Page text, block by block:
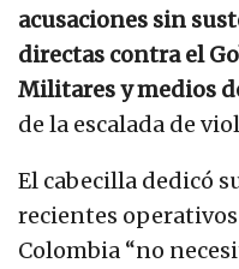
acusaciones sin
directas contra el
Militares y medios
de la escalada de
El cabecilla dedicó
recientes
Colombia “no